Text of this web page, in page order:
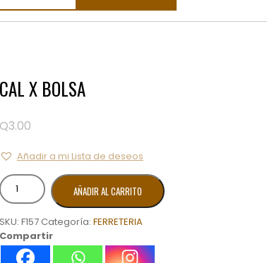
CAL X BOLSA
Q3.00
Añadir a mi Lista de deseos
CAL
X
cantidad
AÑADIR AL CARRITO
SKU: F157 Categoría: FERRETERIA
Compartir